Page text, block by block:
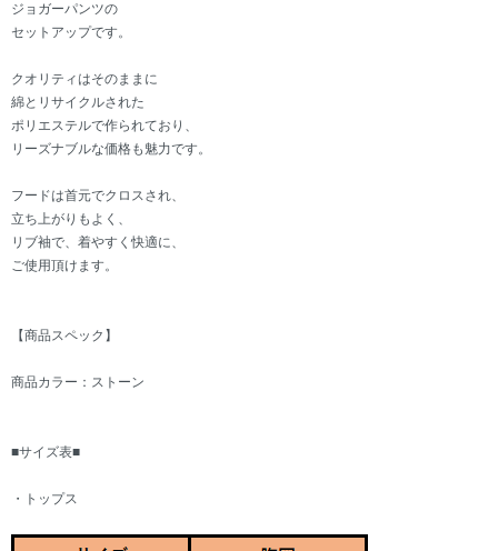
ジョガーパンツの
セットアップです。
クオリティはそのままに
綿とリサイクルされた
ポリエステルで作られており、
リーズナブルな価格も魅力です。
フードは首元でクロスされ、
立ち上がりもよく、
リブ袖で、着やすく快適に、
ご使用頂けます。
【商品スペック】
商品カラー：ストーン
■サイズ表■
・トップス